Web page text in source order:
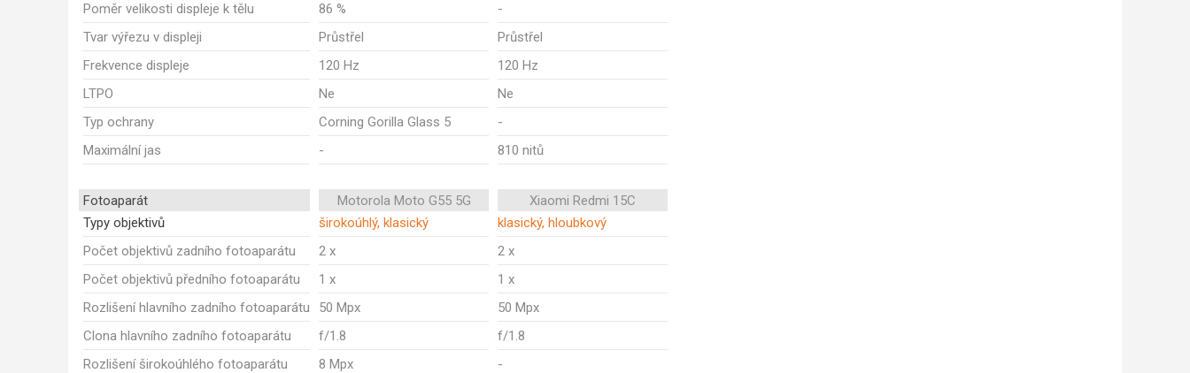
Poměr velikosti displeje k tělu
86 %
-
Tvar výřezu v displeji
Průstřel
Průstřel
Frekvence displeje
120 Hz
120 Hz
LTPO
Ne
Ne
Typ ochrany
Corning Gorilla Glass 5
-
Maximální jas
- 810 nitů
Fotoaparát Motorola Moto G55 5G
Xiaomi Redmi 15C
Typy objektivů
širokoúhlý, klasický
klasický, hloubkový
Počet objektivů zadního fotoaparátu
2 x
2 x
Počet objektivů předního fotoaparátu
1 x
1 x
Rozlišení hlavního zadního fotoaparátu
50 Mpx
50 Mpx
Clona hlavního zadního fotoaparátu
f/1.8
f/1.8
Rozlišení širokoúhlého fotoaparátu
8 Mpx
-